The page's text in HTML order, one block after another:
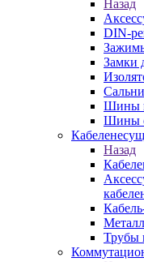
Назад
DIN-
Замки
Шины
Шины
Назад
Трубы